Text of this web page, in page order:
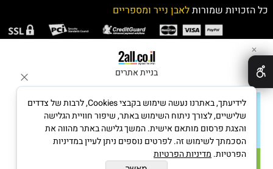
כל הזכויות שמורותלאבן נייר ומספריים
בניית אתרים
✕
לידיעתך, באתרנו נעשה שימוש בקבצי Cookies, לרבות של צדדים
שלישיים, לצורך ניתוח השימוש באתר, שיפור חוויית הגלישה
והצגת פרסום מותאם אישית. המשך גלישה באתר מהווה את
הסכמתך לשימוש זה. לפרטים נוספים ניתן לעיין במדיניות
הפרטיות. מדיניות הפרטיות